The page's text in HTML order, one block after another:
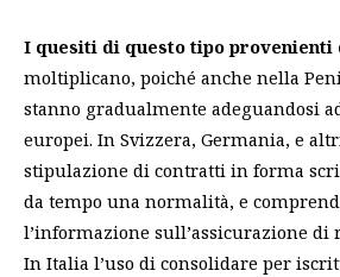
I quesiti di questo tipo provenienti
moltiplicano, poiché anche nella
stanno gradualmente adeguandosi
europei. In Svizzera, Germania, e
stipulazione di contratti in forma
da tempo una normalità, e
l’informazione sull’assicurazione di
In Italia l’uso di consolidare per